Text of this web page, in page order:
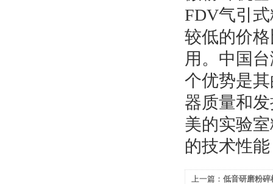
FDV气引
较低的价
用。中国
个优势是
器质量和
美的实验
的技术性
上一篇： 低音研磨粉碎